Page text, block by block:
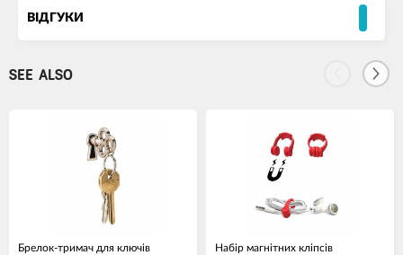
ВІДГУКИ
SEE ALSO
Брелок-тримач для ключів
Набір магнітних кліпсів